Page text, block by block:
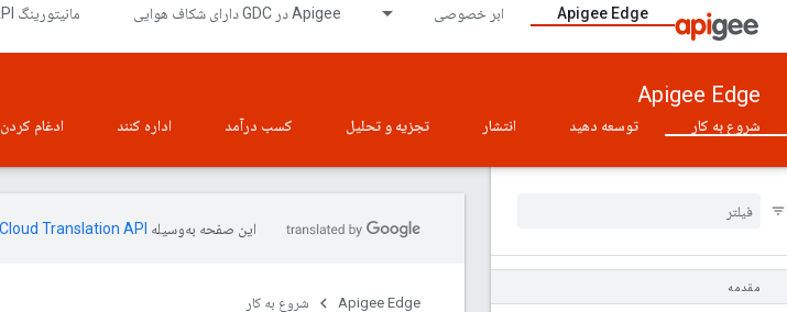
Apigee Edge ابر خصوصی Apigee در GDC دارای شکاف هوایی مانیتورینگ API
Apigee Edge
شروع به کار توسعه دهید انتشار تجزیه و تحلیل کسب درآمد اداره کنند ادغام کردن
مقدمه
این صفحه به‌وسیله
Apigee Edge شروع به کار